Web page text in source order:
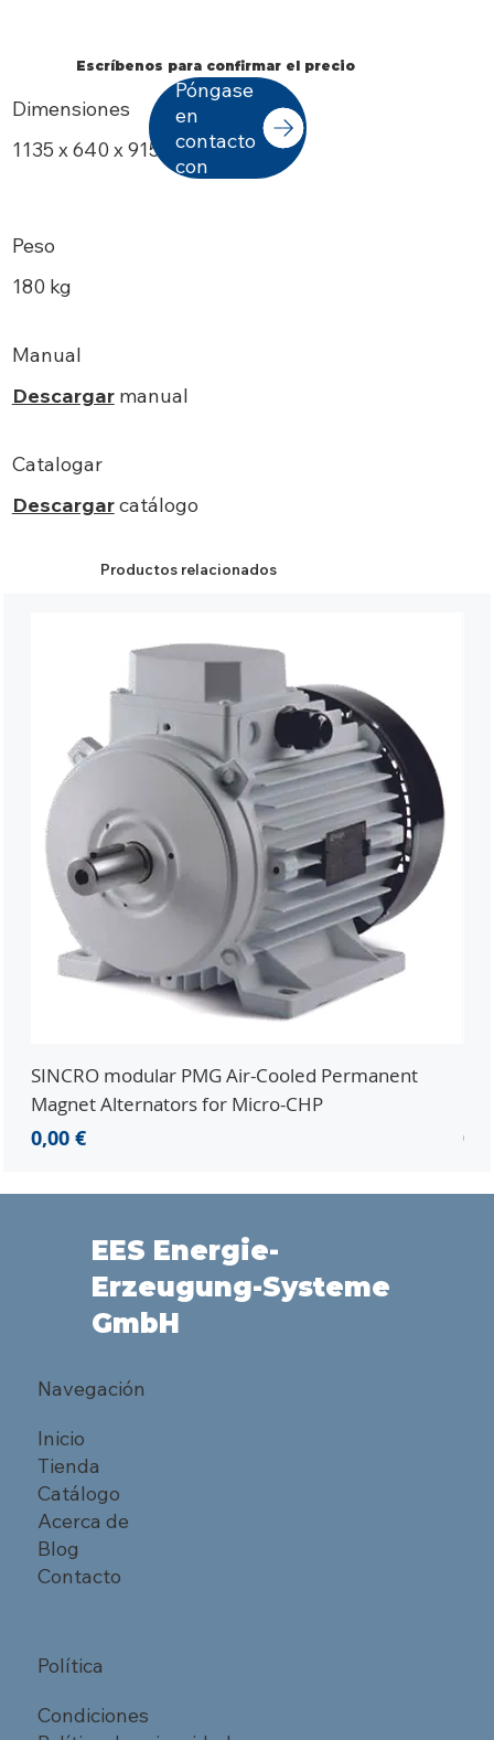
Dimensiones
1135 x 640 x 915 mm
Peso
180 kg
Manual
Descargarmanual
Catalogar
Descargarcatálogo
Escríbenos para confirmar el precio
Póngase
en
contacto
con
Productos relacionados
SINCRO modular PMG Air-Cooled Permanent
Magnet Alternators for Micro-CHP
Precio
0,00 €
EES Energie-
Erzeugung-Systeme
GmbH
Navegación
Inicio
Tienda
Catálogo
Acerca de
Blog
Contacto
Política
Condiciones